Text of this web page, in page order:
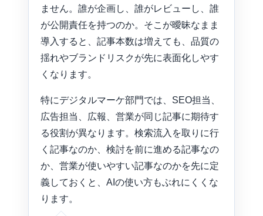
ません。誰が企画し、誰がレビューし、誰
が公開責任を持つのか。そこが曖昧なまま
導入すると、記事本数は増えても、品質の
揺れやブランドリスクが先に表面化しやす
くなります。
特にデジタルマーケ部門では、SEO担当、
広告担当、広報、営業が同じ記事に期待す
る役割が異なります。検索流入を取りに行
く記事なのか、検討を前に進める記事なの
か、営業が使いやすい記事なのかを先に定
義しておくと、AIの使い方もぶれにくくな
ります。